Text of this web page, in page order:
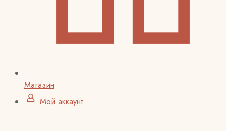
Магазин
Мой аккаунт